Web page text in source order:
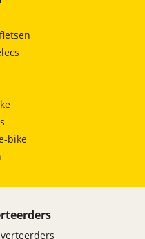
bike